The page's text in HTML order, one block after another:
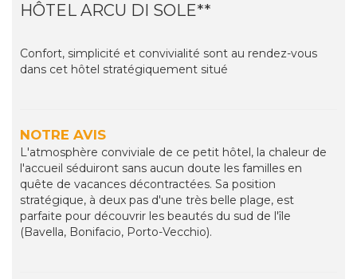
HÔTEL ARCU DI SOLE**
Confort, simplicité et convivialité sont au rendez-vous
dans cet hôtel stratégiquement situé
NOTRE AVIS
L'atmosphère conviviale de ce petit hôtel, la chaleur de
l'accueil séduiront sans aucun doute les familles en
quête de vacances décontractées. Sa position
stratégique, à deux pas d'une très belle plage, est
parfaite pour découvrir les beautés du sud de l'île
(Bavella, Bonifacio, Porto-Vecchio).